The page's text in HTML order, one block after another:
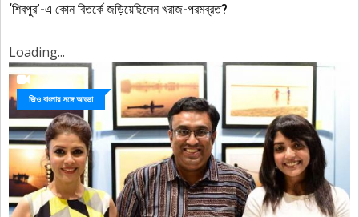
‘শিবপুর’-এ কোন বিতর্কে জড়িয়েছিলেন খরাজ-পরমব্রত?
Loading...
জিও বাংলার সঙ্গে আড্ডা